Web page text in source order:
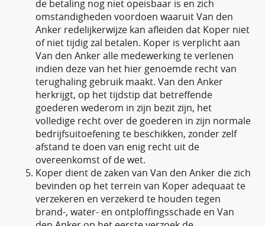
de betaling nog niet opeisbaar is en zich
omstandigheden voordoen waaruit Van den
Anker redelijkerwijze kan afleiden dat Koper niet
of niet tijdig zal betalen. Koper is verplicht aan
Van den Anker alle medewerking te verlenen
indien deze van het hier genoemde recht van
terughaling gebruik maakt. Van den Anker
herkrijgt, op het tijdstip dat betreffende
goederen wederom in zijn bezit zijn, het
volledige recht over de goederen in zijn normale
bedrijfsuitoefening te beschikken, zonder zelf
afstand te doen van enig recht uit de
overeenkomst of de wet.
Koper dient de zaken van Van den Anker die zich
bevinden op het terrein van Koper adequaat te
verzekeren en verzekerd te houden tegen
brand-, water- en ontploffingsschade en Van